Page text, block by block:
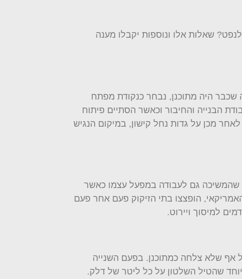
שאלות אלו ונוספות יקבלו מענה
שכבר היה מתוכנן, נבחר כנקודת מפתח
הבנייה והחיבור וכאשר הסתיים פיתוח
שנים לאחר מכן על גדות נחל קישון, במיקום הנגיש
שהמשיכה גם לעבודה במפעל עצמו כאשר
הופצצו בתי הזיקוק פעם אחר פעם
למיסוך ויירוט.
אף שלא צלחה כמתוכנן. בפעם השנייה
שהטיל השלטון על כל ליטר של דלק.